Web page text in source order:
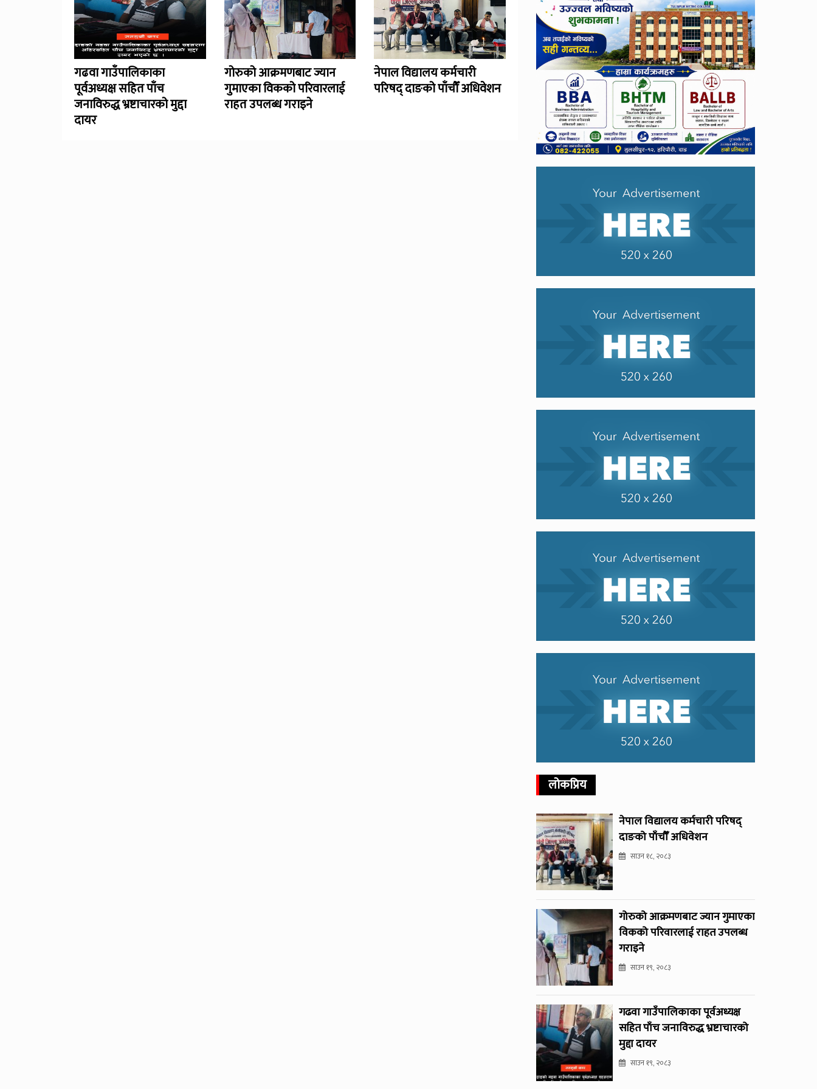
गढवा गाउँपालिकाका
पूर्वअध्यक्ष सहित पाँच
जनाविरुद्ध भ्रष्टाचारको मुद्दा
दायर
गोरुको आक्रमणबाट ज्यान
गुमाएका विकको परिवारलाई
राहत उपलब्ध गराइने
नेपाल विद्यालय कर्मचारी
परिषद् दाङको पाँचौँ अधिवेशन
लोकप्रिय
नेपाल विद्यालय कर्मचारी परिषद्
दाङको पाँचौँ अधिवेशन
साउन १८, २०८३
गोरुको आक्रमणबाट ज्यान गुमाएका
विकको परिवारलाई राहत उपलब्ध
गराइने
साउन १९, २०८३
गढवा गाउँपालिकाका पूर्वअध्यक्ष
सहित पाँच जनाविरुद्ध भ्रष्टाचारको
मुद्दा दायर
साउन १९, २०८३